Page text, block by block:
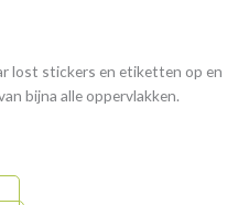
lost stickers en etiketten op en
bijna alle oppervlakken.